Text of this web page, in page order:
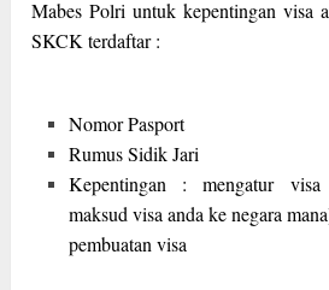
Mabes Polri untuk kepentingan visa
SKCK terdaftar :
Nomor Pasport
Rumus Sidik Jari
Kepentingan : mengatur visa
maksud visa anda ke negara
pembuatan visa